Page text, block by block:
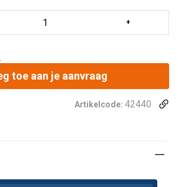
ro
toe aan je aanvraag
Artikelcode: 42440